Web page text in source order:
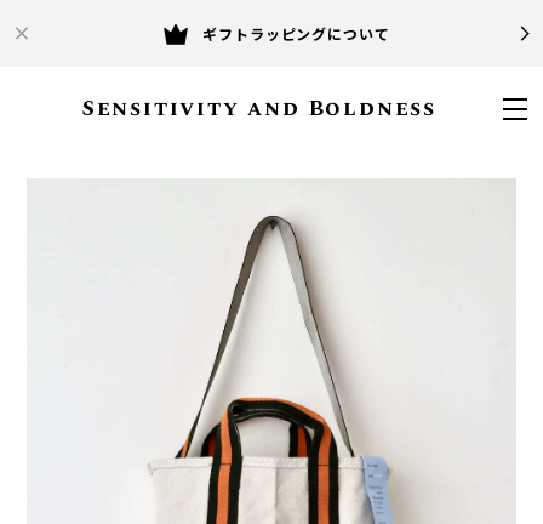
ギフトラッピングについて
Sensitivity and Boldness